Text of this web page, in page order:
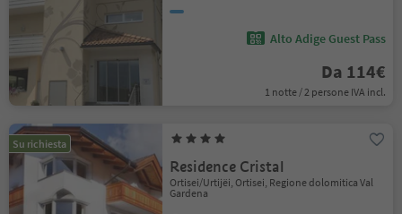
Alto Adige Guest Pass
Da 114€
1 notte / 2 persone IVA incl.
Su richiesta
Residence Cristal
Ortisei/Urtijëi, Ortisei, Regione dolomitica Val
Gardena